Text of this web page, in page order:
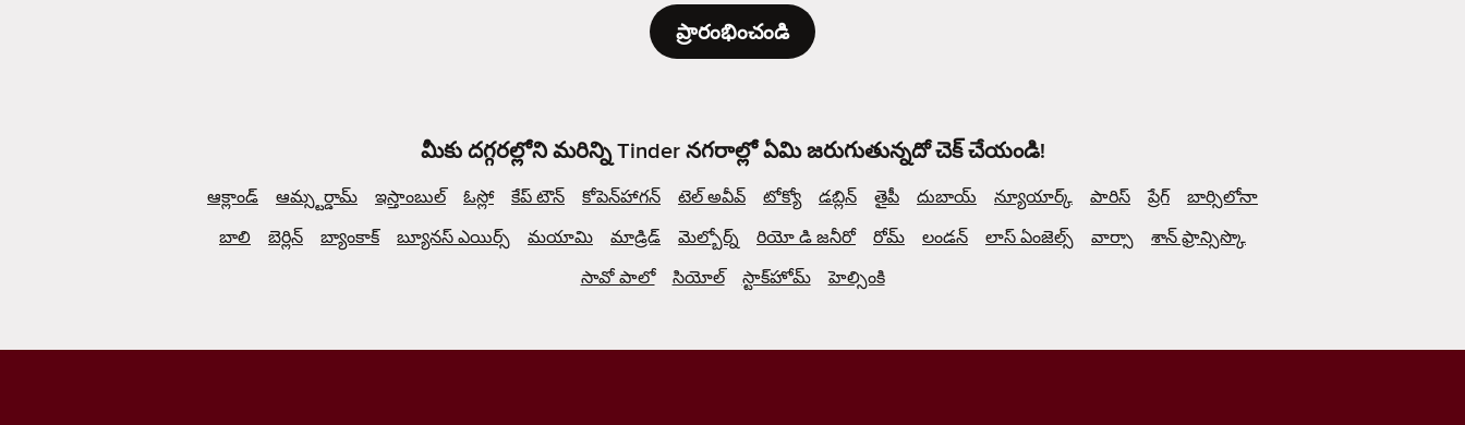
ప్రారంభించండి
మీకు దగ్గరల్లోని మరిన్ని Tinder నగరాల్లో ఏమి జరుగుతున్నదో చెక్ చేయండి!
ఆక్లాండ్ ఆమ్స్టర్డామ్ ఇస్తాంబుల్ ఓస్లో కేప్ టౌన్ కోపెన్‌హాగన్ టెల్ అవీవ్ టోక్యో డబ్లిన్ తైపీ దుబాయ్ న్యూయార్క్ పారిస్ ప్రేగ్
బార్సిలోనా
బాలి
బెర్లిన్ బ్యాంకాక్ బ్యూనస్ ఎయిర్స్ మయామి మాడ్రిడ్ మెల్బోర్న్ రియో డి జనీరో రోమ్ లండన్ లాస్ ఏంజెల్స్ వార్సా
శాన్ ఫ్రాన్సిస్కొ
సావో పాలో
సియోల్ స్టాక్‌హోమ్ హెల్సింకి